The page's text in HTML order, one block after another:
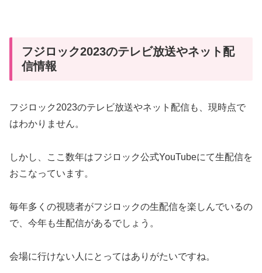
フジロック2023のテレビ放送やネット配
信情報
フジロック2023のテレビ放送やネット配信も、現時点で
はわかりません。
しかし、ここ数年はフジロック公式YouTubeにて生配信を
おこなっています。
毎年多くの視聴者がフジロックの生配信を楽しんでいるの
で、今年も生配信があるでしょう。
会場に行けない人にとってはありがたいですね。